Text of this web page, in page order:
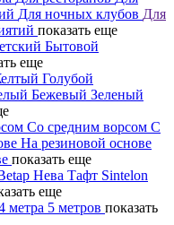
Для ночных клубов Для
показать еще
Бытовой
еще
Голубой
Бежевый Зеленый
Со средним ворсом С
На резиновой основе
показать еще
Нева Тафт Sintelon
еще
метра 5 метров показать